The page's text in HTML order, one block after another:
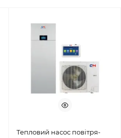
Тепловий насос повітря-